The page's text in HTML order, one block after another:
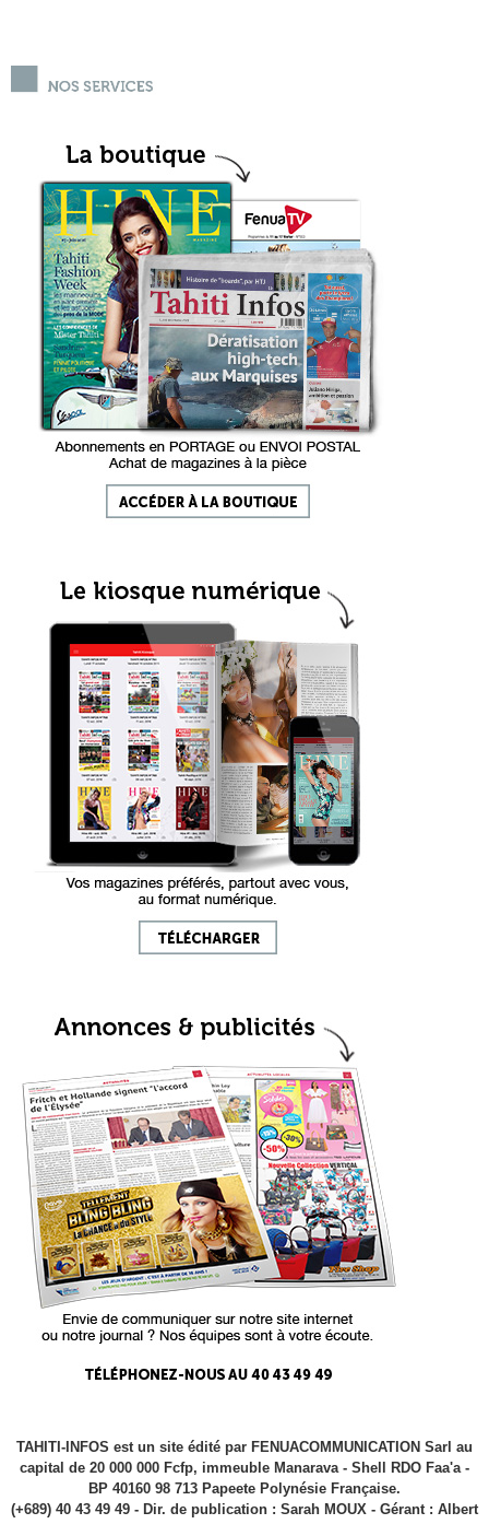
TAHITI-INFOS est un site édité par FENUACOMMUNICATION Sarl au
capital de 20 000 000 Fcfp, immeuble Manarava - Shell RDO Faa'a -
BP 40160 98 713 Papeete Polynésie Française.
(+689) 40 43 49 49 - Dir. de publication : Sarah MOUX - Gérant : Albert